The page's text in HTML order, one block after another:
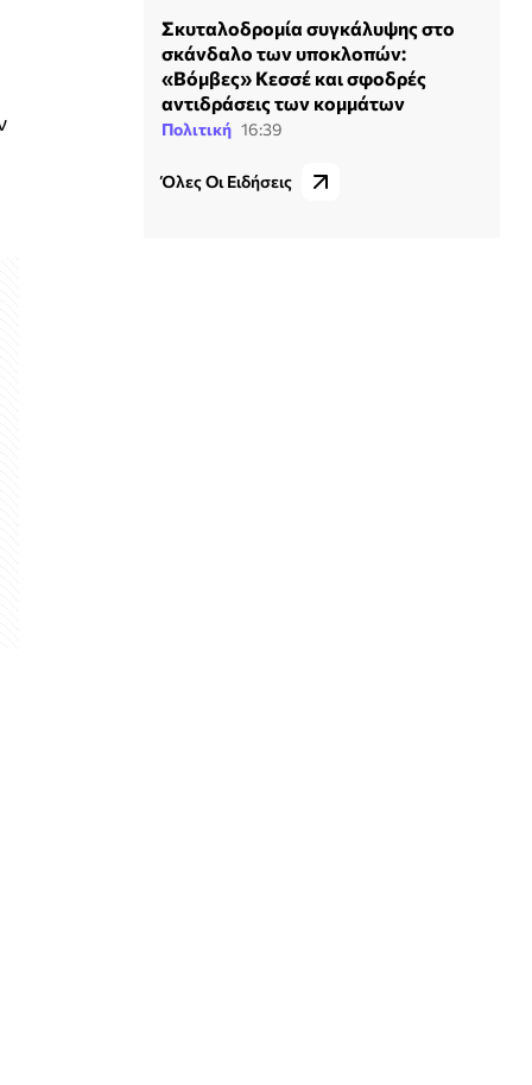
Σκυταλοδρομία συγκάλυψης στο
σκάνδαλο των υποκλοπών:
«Βόμβες» Κεσσέ και σφοδρές
αντιδράσεις των κομμάτων
Πολιτική 16:39
Όλες Οι Ειδήσεις